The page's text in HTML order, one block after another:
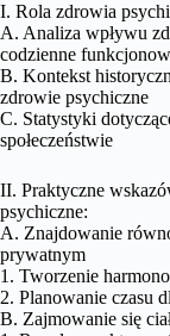
I. Rola zdrowia
A. Analiza wpływu
codzienne
B. Kontekst
zdrowie psychiczne
C. Statystyki
społeczeństwie
II. Praktyczne
psychiczne:
A. Znajdowanie
prywatnym
1. Tworzenie
2. Planowanie czasu
B. Zajmowanie się